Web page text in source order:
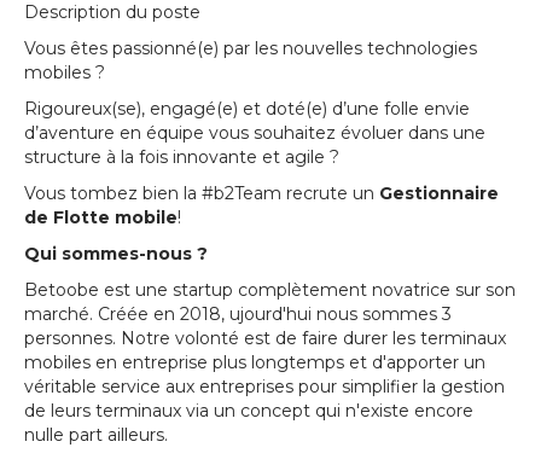
Description du poste
Vous êtes passionné(e) par les nouvelles technologies
mobiles ?
Rigoureux(se), engagé(e) et doté(e) d’une folle envie
d’aventure en équipe vous souhaitez évoluer dans une
structure à la fois innovante et agile ?
Vous tombez bien la #b2Team recrute un Gestionnaire
de Flotte mobile!
Qui sommes-nous ?
Betoobe est une startup complètement novatrice sur son
marché. Créée en 2018, ujourd'hui nous sommes 3
personnes. Notre volonté est de faire durer les terminaux
mobiles en entreprise plus longtemps et d'apporter un
véritable service aux entreprises pour simplifier la gestion
de leurs terminaux via un concept qui n'existe encore
nulle part ailleurs.